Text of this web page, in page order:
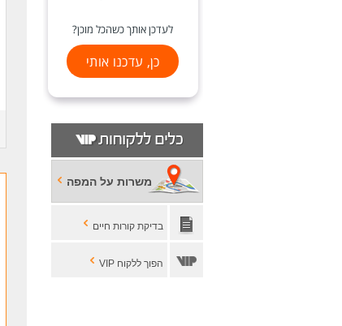
לעדכן אותך כשהכל מוכן?
כן, עדכנו אותי
משרות על המפה
בדיקת קורות חיים
הפוך ללקוח VIP